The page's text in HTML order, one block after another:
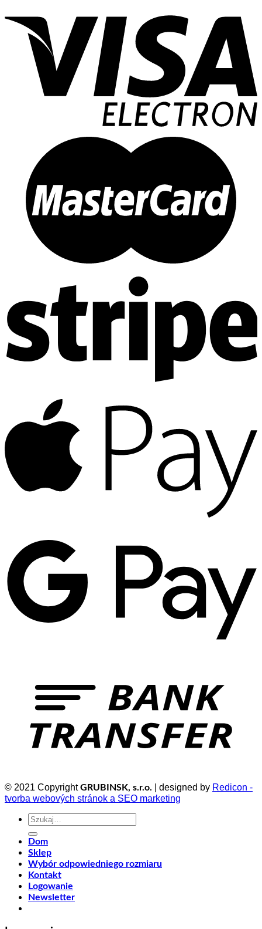
© 2021 CopyrightGRUBINSK, s.r.o. | designed by Redicon -
tvorba webových stránok a SEO marketing
Szukaj:
Dom
Sklep
Wybór odpowiedniego rozmiaru
Kontakt
Logowanie
Newsletter